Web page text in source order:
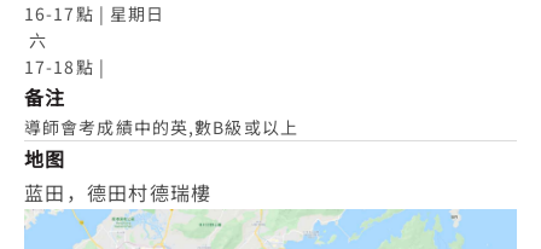
16-17點 | 星期日
六
17-18點 |
备注
導師會考成績中的英,數B級或以上
地图
蓝田，德田村德瑞樓